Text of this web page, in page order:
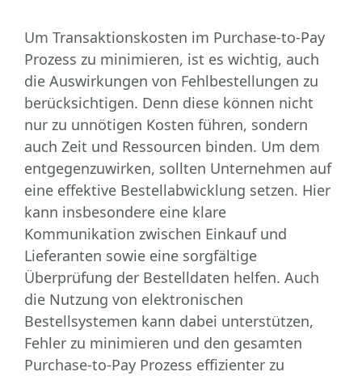
Um Transaktionskosten im Purchase-to-Pay
Prozess zu minimieren, ist es wichtig, auch
die Auswirkungen von Fehlbestellungen zu
berücksichtigen. Denn diese können nicht
nur zu unnötigen Kosten führen, sondern
auch Zeit und Ressourcen binden. Um dem
entgegenzuwirken, sollten Unternehmen auf
eine effektive Bestellabwicklung setzen. Hier
kann insbesondere eine klare
Kommunikation zwischen Einkauf und
Lieferanten sowie eine sorgfältige
Überprüfung der Bestelldaten helfen. Auch
die Nutzung von elektronischen
Bestellsystemen kann dabei unterstützen,
Fehler zu minimieren und den gesamten
Purchase-to-Pay Prozess effizienter zu